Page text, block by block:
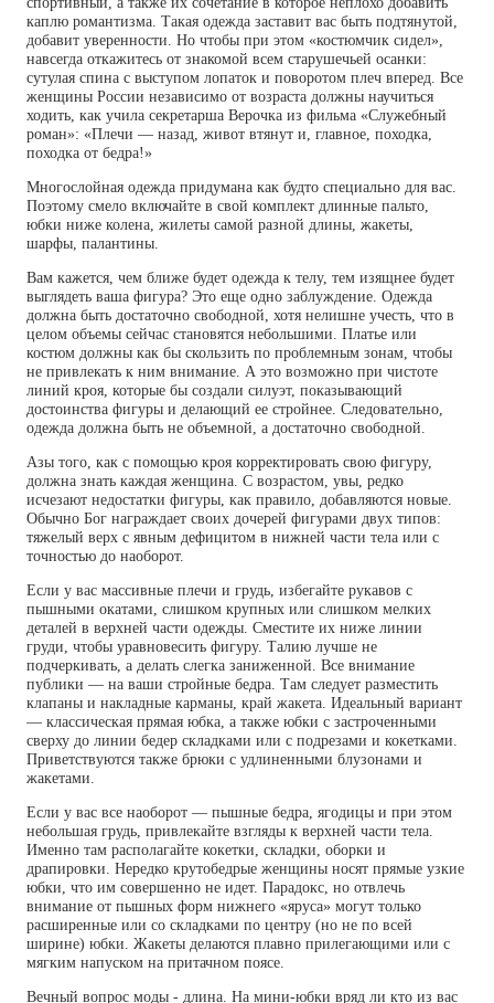
каплю романтизма. Такая одежда заставит вас быть подтянутой,
добавит уверенности. Но чтобы при этом «костюмчик сидел»,
навсегда откажитесь от знакомой всем старушечьей осанки:
сутулая спина с выступом лопаток и поворотом плеч вперед. Все
женщины России независимо от возраста должны научиться
ходить, как учила секретарша Верочка из фильма «Служебный
роман»: «Плечи — назад, живот втянут и, главное, походка,
походка от бедра!»
Многослойная одежда придумана как будто специально для вас.
Поэтому смело включайте в свой комплект длинные пальто,
юбки ниже колена, жилеты самой разной длины, жакеты,
шарфы, палантины.
Вам кажется, чем ближе будет одежда к телу, тем изящнее будет
выглядеть ваша фигура? Это еще одно заблуждение. Одежда
должна быть достаточно свободной, хотя нелишне учесть, что в
целом объемы сейчас становятся небольшими. Платье или
костюм должны как бы скользить по проблемным зонам, чтобы
не привлекать к ним внимание. А это возможно при чистоте
линий кроя, которые бы создали силуэт, показывающий
достоинства фигуры и делающий ее стройнее. Следовательно,
одежда должна быть не объемной, а достаточно свободной.
Азы того, как с помощью кроя корректировать свою фигуру,
должна знать каждая женщина. С возрастом, увы, редко
исчезают недостатки фигуры, как правило, добавляются новые.
Обычно Бог награждает своих дочерей фигурами двух типов:
тяжелый верх с явным дефицитом в нижней части тела или с
точностью до наоборот.
Если у вас массивные плечи и грудь, избегайте рукавов с
пышными окатами, слишком крупных или слишком мелких
деталей в верхней части одежды. Сместите их ниже линии
груди, чтобы уравновесить фигуру. Талию лучше не
подчеркивать, а делать слегка заниженной. Все внимание
публики — на ваши стройные бедра. Там следует разместить
клапаны и накладные карманы, край жакета. Идеальный вариант
— классическая прямая юбка, а также юбки с застроченными
сверху до линии бедер складками или с подрезами и кокетками.
Приветствуются также брюки с удлиненными блузонами и
жакетами.
Если у вас все наоборот — пышные бедра, ягодицы и при этом
небольшая грудь, привлекайте взгляды к верхней части тела.
Именно там располагайте кокетки, складки, оборки и
драпировки. Нередко крутобедрые женщины носят прямые узкие
юбки, что им совершенно не идет. Парадокс, но отвлечь
внимание от пышных форм нижнего «яруса» могут только
расширенные или со складками по центру (но не по всей
ширине) юбки. Жакеты делаются плавно прилегающими или с
мягким напуском на притачном поясе.
Вечный вопрос моды - длина. На мини-юбки вряд ли кто из вас